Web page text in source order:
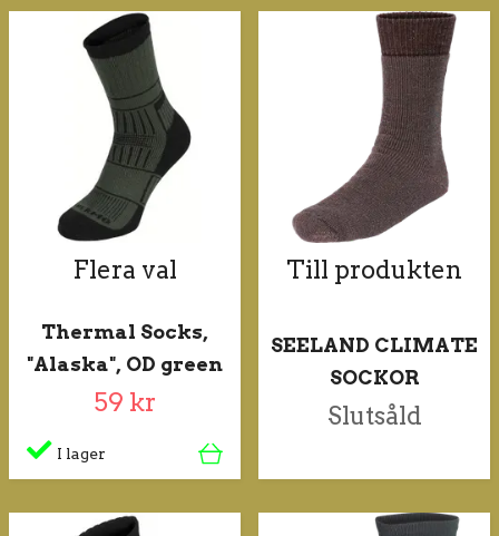
Flera val
Thermal Socks,
"Alaska", OD green
59 kr
I lager
Till produkten
SEELAND CLIMATE
SOCKOR
Slutsåld